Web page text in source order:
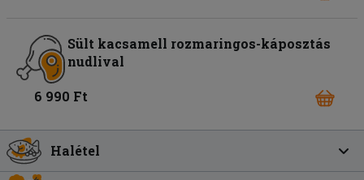
Sült kacsamell rozmaringos-káposztás
nudlival
6 990 Ft
Halétel